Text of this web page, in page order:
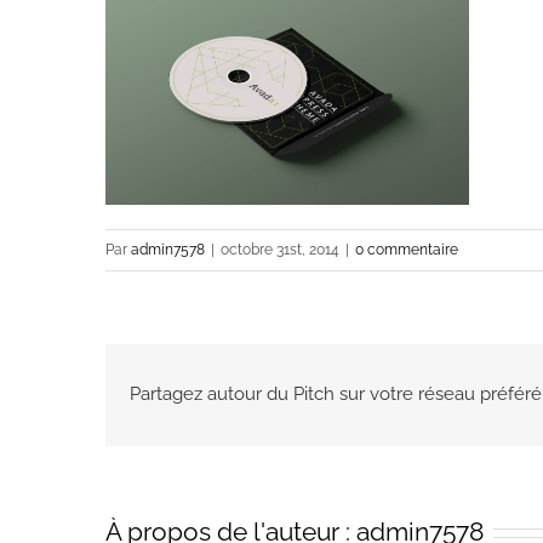
Par admin7578 octobre 31st, 2014 0 commentaire
Partagez autour du Pitch sur votre réseau
À propos de l'auteur : admin7578